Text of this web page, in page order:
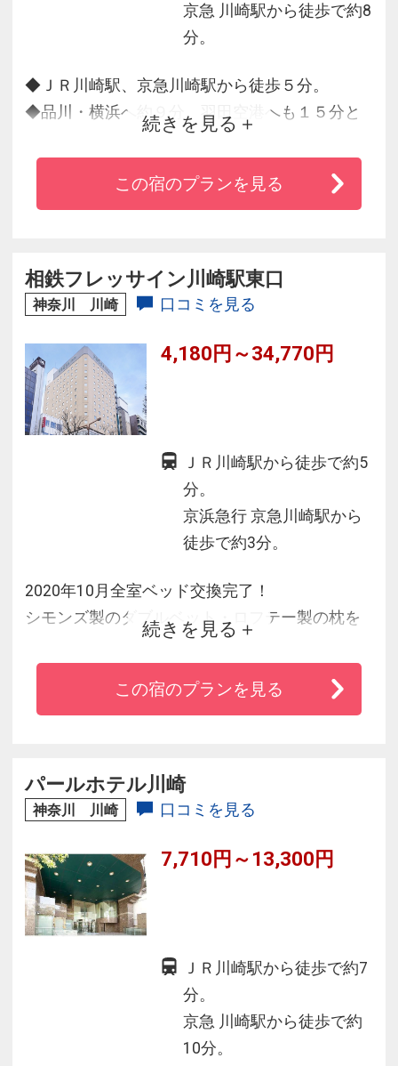
京急 川崎駅から徒歩で約8
分。
◆ＪＲ川崎駅、京急川崎駅から徒歩５分。
◆品川・横浜へ約９分、羽田空港へも１５分と
◆全客室ＷｉＦｉ無料（有線ＬＡＮも無料設
置）でビジネス利用に最適。
◆加湿機能付空気清浄機、大型液晶テレビなど
充実の設備をご用意。
続きを見る
この宿のプランを見る
相鉄フレッサイン川崎駅東口
神奈川 川崎 口コミを見る
4,180円～34,770円
ＪＲ川崎駅から徒歩で約5
分。
京浜急行 京急川崎駅から
徒歩で約3分。
2020年10月全室ベッド交換完了！
シモンズ製のダブルベット・ロフテー製の枕を
採用し、快適且つゆっくりお寛ぎいただけるワ
ンランク上の空間作り。
JR川崎駅・京急川崎駅どちらも徒歩5分で羽田・
ウト機設置♪豊富のフリーアメニティで楽ちんお
泊り☆
続きを見る
この宿のプランを見る
パールホテル川崎
神奈川 川崎 口コミを見る
7,710円～13,300円
ＪＲ川崎駅から徒歩で約7
分。
京急 川崎駅から徒歩で約
10分。